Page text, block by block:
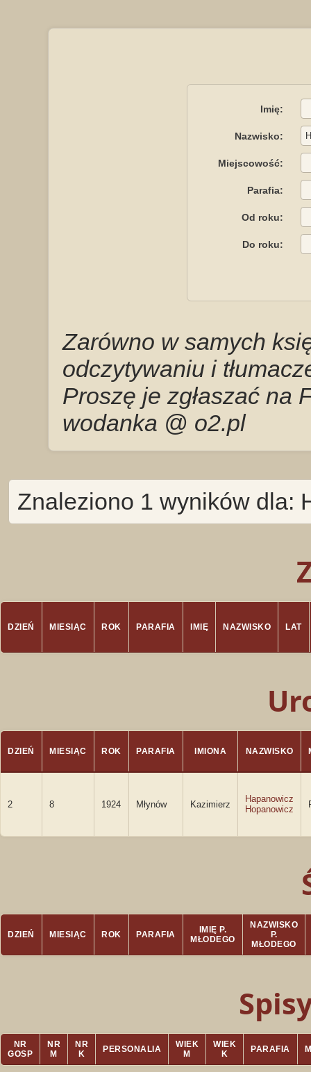
Imię:
Nazwisko:
Miejscowość:
Parafia:
Od roku:
Do roku:
Zarówno w samych
odczytywaniu i
Proszę je zgłaszać na
wodanka @ o2.pl
Znaleziono 1 wyników dla:
DZIEŃ MIESIĄC ROK PARAFIA IMIĘ NAZWISKO LAT
DZIEŃ MIESIĄC ROK PARAFIA IMIONA NAZWISKO
2 8 1924 Młynów Kazimierz
Hapanowicz
Hopanowicz
DZIEŃ MIESIĄC ROK PARAFIA
IMIĘ P.
MŁODEGO
NAZWISKO
P.
MŁODEGO
NR
GOSP
NR
M
NR
K
PERSONALIA
WIEK
M
WIEK
K
PARAFIA